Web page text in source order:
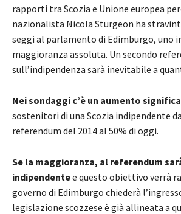
rapporti tra Scozia e Unione europea
nazionalista Nicola Sturgeon ha
seggi al parlamento di Edimburgo, uno
maggioranza assoluta. Un secondo
sull’indipendenza sarà inevitabile a
Nei sondaggi c’è un aumento
sostenitori di una Scozia indipendente
referendum del 2014 al 50% di oggi.
Se la maggioranza, al referendum
indipendentee questo obiettivo verrà
governo di Edimburgo chiederà
legislazione scozzese è già allineata a